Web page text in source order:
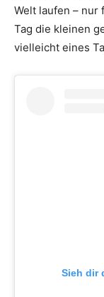
Welt laufen – nur
Tag die kleinen
vielleicht eines
Sieh dir